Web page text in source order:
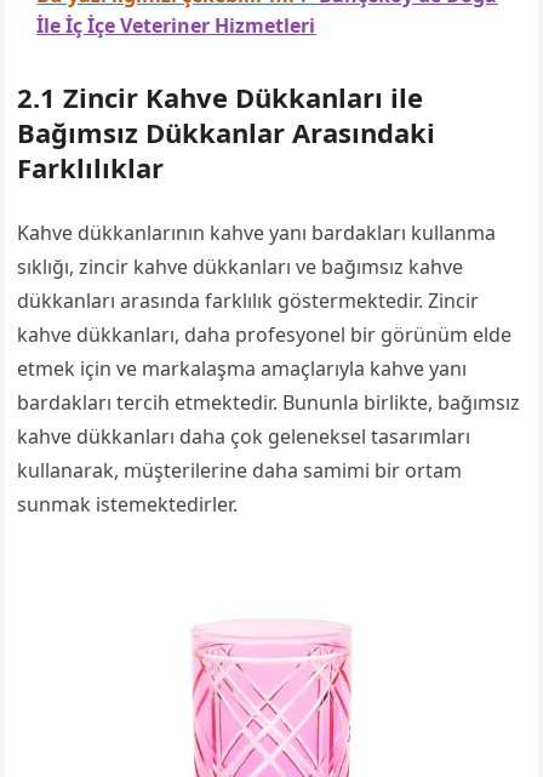
İle İç İçe Veteriner Hizmetleri
2.1 Zincir Kahve Dükkanları ile
Bağımsız Dükkanlar Arasındaki
Farklılıklar
Kahve dükkanlarının kahve yanı bardakları kullanma
sıklığı, zincir kahve dükkanları ve bağımsız kahve
dükkanları arasında farklılık göstermektedir. Zincir
kahve dükkanları, daha profesyonel bir görünüm elde
etmek için ve markalaşma amaçlarıyla kahve yanı
bardakları tercih etmektedir. Bununla birlikte, bağımsız
kahve dükkanları daha çok geleneksel tasarımları
kullanarak, müşterilerine daha samimi bir ortam
sunmak istemektedirler.